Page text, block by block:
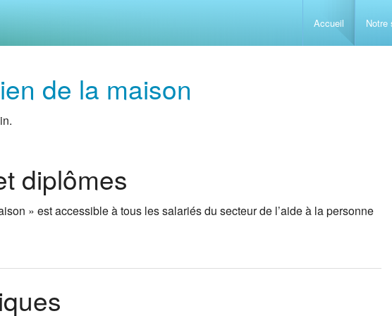
Accueil Notre
Accueillir
Initiation
Les
de la maison
diplômes
» est accessible à tous les salariés du secteur de l’aide à la personne